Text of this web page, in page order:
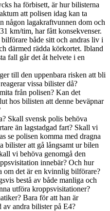
ha förbisett, är hur bilisterna
att polisen idag kan ta
någon lagakraftvunnen dom och
km/tim, har fått konsekvenser.
både sitt och andras liv i
därmed rädda körkortet. Ibland
fall går det åt helvete i en
till den uppenbara risken att bli
vissa bilister då?
från polisen? Kan det
hos bilisten att denne beväpnar
Skall svensk polis behöva
än lagstadgad fart? Skall vi
se polisen komma med dragna
bilister att gå långsamt ur bilen
vi behöva genomgå den
innebär? Och hur
om det är en kvinnlig bilförare?
bestå av både manliga och
utföra kroppsvisitationer?
Bara för att han är
andra bilister på E4?